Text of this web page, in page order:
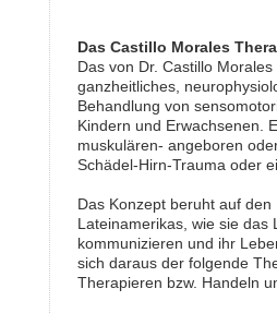
Das Castillo Morales
Das von Dr. Castillo
ganzheitliches,
Behandlung von
Kindern und Erwachsenen.
muskulären- angeboren
Schädel-Hirn-Trauma oder
Das Konzept beruht auf
Lateinamerikas, wie sie
kommunizieren und ihr
sich daraus der folgende
Therapieren bzw. Handeln